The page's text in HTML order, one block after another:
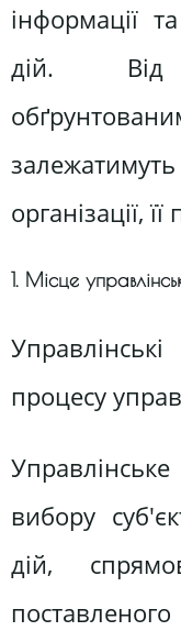
інформації
дій. Від
організації,
1. Місце
процесу
вибору
дій,